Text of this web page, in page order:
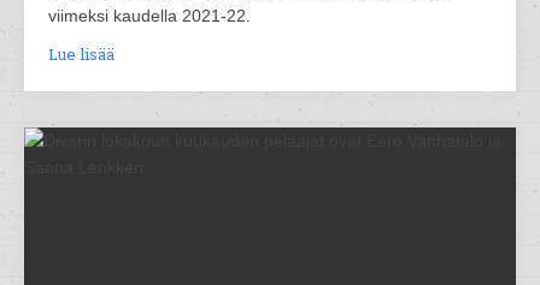
viimeksi kaudella 2021-22.
Lue lisää